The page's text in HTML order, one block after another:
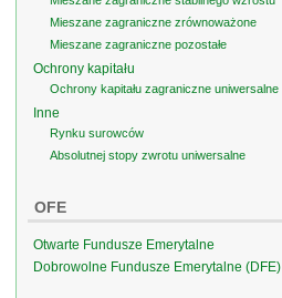
Mieszane zagraniczne zrównoważone
Mieszane zagraniczne pozostałe
Ochrony kapitału
Ochrony kapitału zagraniczne uniwersalne
Inne
Rynku surowców
Absolutnej stopy zwrotu uniwersalne
OFE
Otwarte Fundusze Emerytalne
Dobrowolne Fundusze Emerytalne (DFE)